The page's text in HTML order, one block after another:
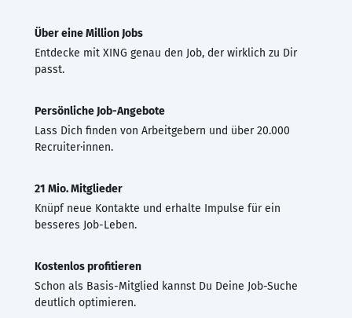
Über eine Million Jobs
Entdecke mit XING genau den Job, der wirklich zu Dir
passt.
Persönliche Job-Angebote
Lass Dich finden von Arbeitgebern und über 20.000
Recruiter·innen.
21 Mio. Mitglieder
Knüpf neue Kontakte und erhalte Impulse für ein
besseres Job-Leben.
Kostenlos profitieren
Schon als Basis-Mitglied kannst Du Deine Job-Suche
deutlich optimieren.